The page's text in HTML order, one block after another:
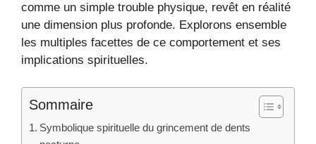
comme un simple trouble physique, revêt en réalité
une dimension plus profonde. Explorons ensemble
les multiples facettes de ce comportement et ses
implications spirituelles.
Sommaire
Symbolique spirituelle du grincement de dents